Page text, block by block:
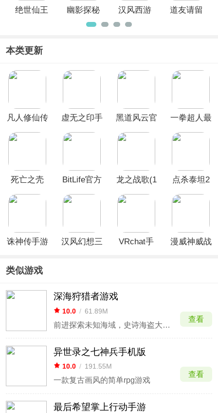
绝世仙王
幽影探秘
汉风西游
OL官方正
道友请留
本类更新
凡人修仙传
虚无之印手
黑道风云官
一拳超人最
死亡之壳
BitLife官方
龙之战歌(1
点杀泰坦2
诛神传手游
汉风幻想三
VRchat手
漫威神威战
类似游戏
深海狩猎者游戏
10.0 / 61.89M
前进探索未知海域，史诗海盗大冒险旅途
查看
异世录之七神兵手机版
10.0 / 191.55M
一款复古画风的简单rpg游戏
查看
最后希望掌上行动手游